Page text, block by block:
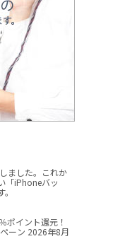
ました。これか
「iPhoneバッ
ポイント還元！
ーン 2026年8月